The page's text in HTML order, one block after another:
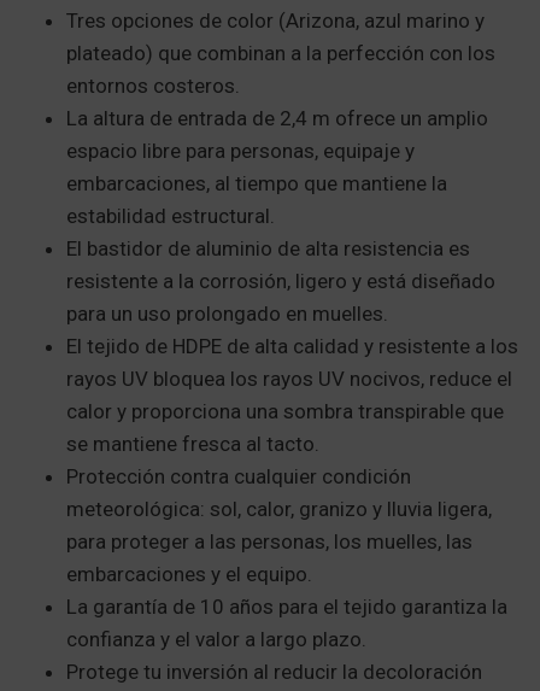
Tres opciones de color (Arizona, azul marino y
plateado) que combinan a la perfección con los
entornos costeros.
La altura de entrada de 2,4 m ofrece un amplio
espacio libre para personas, equipaje y
embarcaciones, al tiempo que mantiene la
estabilidad estructural.
El bastidor de aluminio de alta resistencia es
resistente a la corrosión, ligero y está diseñado
para un uso prolongado en muelles.
El tejido de HDPE de alta calidad y resistente a los
rayos UV bloquea los rayos UV nocivos, reduce el
calor y proporciona una sombra transpirable que
se mantiene fresca al tacto.
Protección contra cualquier condición
meteorológica: sol, calor, granizo y lluvia ligera,
para proteger a las personas, los muelles, las
embarcaciones y el equipo.
La garantía de 10 años para el tejido garantiza la
confianza y el valor a largo plazo.
Protege tu inversión al reducir la decoloración